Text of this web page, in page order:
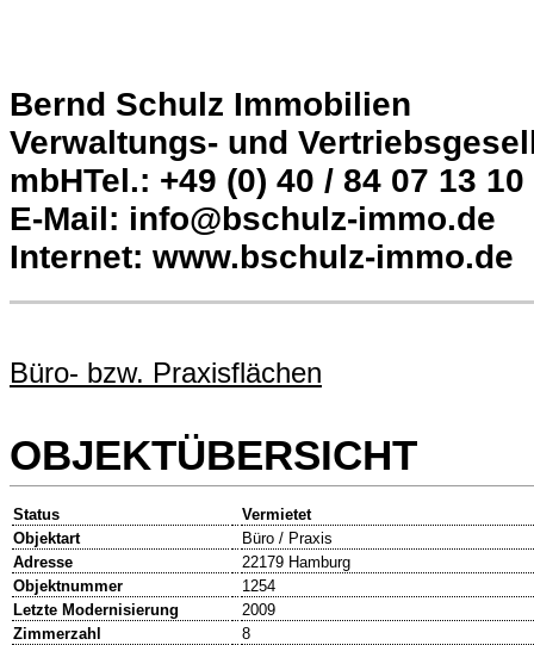
Bernd Schulz Immobilien
Verwaltungs- und
mbHTel.: +49 (0) 40 / 84 07 13 10
E-Mail: info@bschulz-immo.de
Internet: www.bschulz-immo.de
Büro- bzw. Praxisflächen
OBJEKTÜBERSICHT
Status
Vermietet
Objektart
Büro / Praxis
Adresse
22179 Hamburg
Objektnummer
1254
Letzte Modernisierung
2009
Zimmerzahl
8